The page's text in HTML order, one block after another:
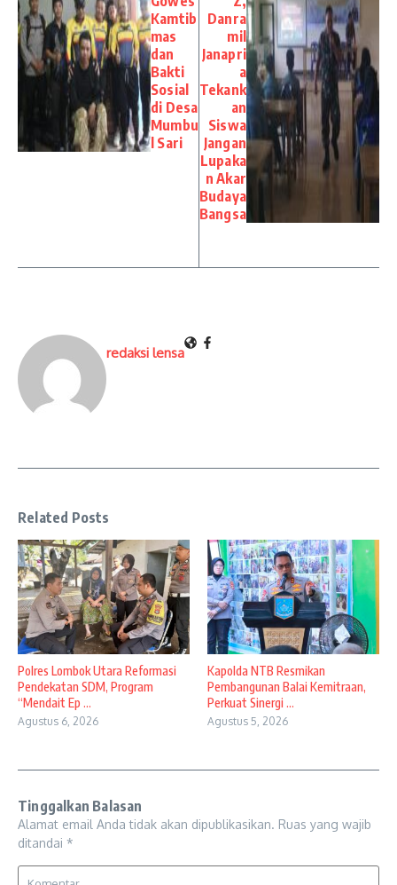
Kamtib
mas
dan
Bakti
Sosial
di Desa
Mumbu
l Sari
Danra
mil
Janapri
a
Tekank
an
Siswa
Jangan
Lupaka
n Akar
Budaya
Bangsa
redaksi lensa
Related Posts
Polres Lombok Utara Reformasi
Pendekatan SDM, Program
“Mendait Ep ...
Agustus 6, 2026
Kapolda NTB Resmikan
Pembangunan Balai Kemitraan,
Perkuat Sinergi ...
Agustus 5, 2026
Tinggalkan Balasan
Alamat email Anda tidak akan dipublikasikan. Ruas yang wajib
ditandai *